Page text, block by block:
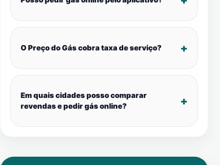
O Preço do Gás cobra taxa de serviço?
Em quais cidades posso comparar
revendas e pedir gás online?